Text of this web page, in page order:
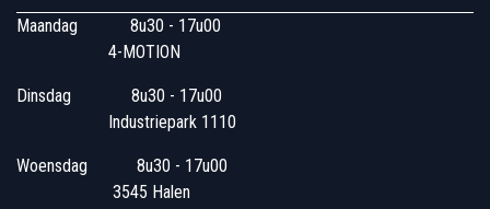
Maandag
​8u30 - 17u00
4-MOTION
Dinsdag
​8u30 - 17u00
Industriepark 1110
Woensdag
​​​ 8u30 - 17u00
3545 Halen